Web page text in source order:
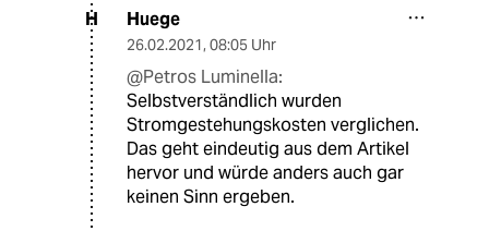
H Huege
26.02.2021, 08:05 Uhr
@Petros Luminella:
Selbstverständlich wurden
Stromgestehungskosten verglichen.
Das geht eindeutig aus dem Artikel
hervor und würde anders auch gar
keinen Sinn ergeben.